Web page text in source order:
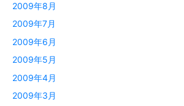
2009年8月
2009年7月
2009年6月
2009年5月
2009年4月
2009年3月